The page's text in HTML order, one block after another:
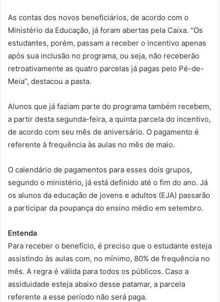
As contas dos novos beneficiários, de acordo com o
Ministério da Educação, já foram abertas pela Caixa. “Os
estudantes, porém, passam a receber o incentivo apenas
após sua inclusão no programa, ou seja, não receberão
retroativamente as quatro parcelas já pagas pelo Pé-de-
Meia”, destacou a pasta.
Alunos que já faziam parte do programa também recebem,
a partir desta segunda-feira, a quinta parcela do incentivo,
de acordo com seu mês de aniversário. O pagamento é
referente à frequência às aulas no mês de maio.
O calendário de pagamentos para esses dois grupos,
segundo o ministério, já está definido até o fim do ano. Já
os alunos da educação de jovens e adultos (EJA) passarão
a participar da poupança do ensino médio em setembro.
Entenda
Para receber o benefício, é preciso que o estudante esteja
assistindo às aulas com, no mínimo, 80% de frequência no
mês. A regra é válida para todos os públicos. Caso a
assiduidade esteja abaixo desse patamar, a parcela
referente a esse período não será paga.